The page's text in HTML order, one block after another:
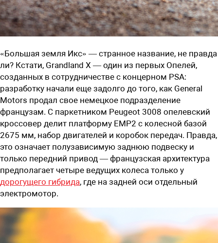
«Большая земля Икс» — странное название, не правда
ли? Кстати, Grandland X — один из первых Опелей,
созданных в сотрудничестве с концерном PSA:
разработку начали еще задолго до того, как General
Motors продал свое немецкое подразделение
французам. С паркетником Peugeot 3008 опелевский
кроссовер делит платформу EMP2 с колесной базой
2675 мм, набор двигателей и коробок передач. Правда,
это означает полузависимую заднюю подвеску и
только передний привод — французская архитектура
предполагает четыре ведущих колеса только у
дорогущего гибрида, где на задней оси отдельный
электромотор.